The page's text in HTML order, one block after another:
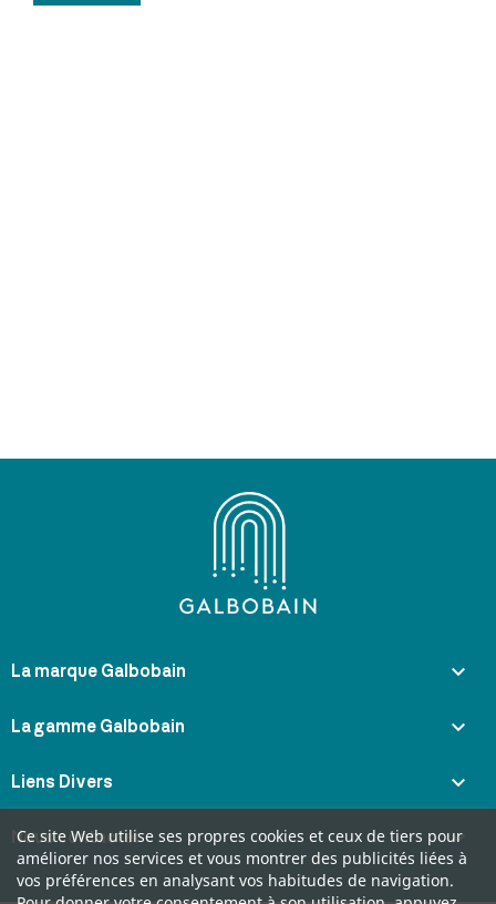
La marque Galbobain 
La gamme Galbobain 
Liens Divers 
Nous contacter 
Ce site Web utilise ses propres cookies et ceux de tiers pour
améliorer nos services et vous montrer des publicités liées à
vos préférences en analysant vos habitudes de navigation.